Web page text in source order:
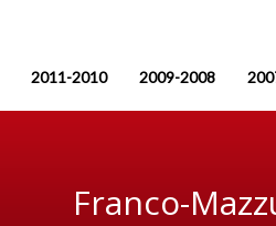
2011-2010 2009-2008
Franco-